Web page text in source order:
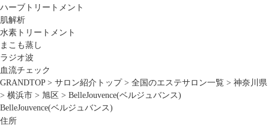
ハーブトリートメント
肌解析
水素トリートメント
まこも蒸し
ラジオ波
血流チェック
GRANDTOP > サロン紹介トップ > 全国のエステサロン一覧 > 神奈川県
> 横浜市 > 旭区 > BelleJouvence(ベルジュバンス)
BelleJouvence(ベルジュバンス)
住所